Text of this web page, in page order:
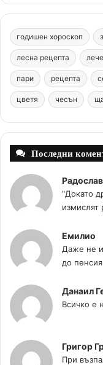
e
b
o
o
k
годишен хороскоп
лесна рецепта
пари рецепта
цветя чесън
Последни
Радослав
"Докато
Емилио
Даже не
до
Данаил
Всичко е
Григор
При